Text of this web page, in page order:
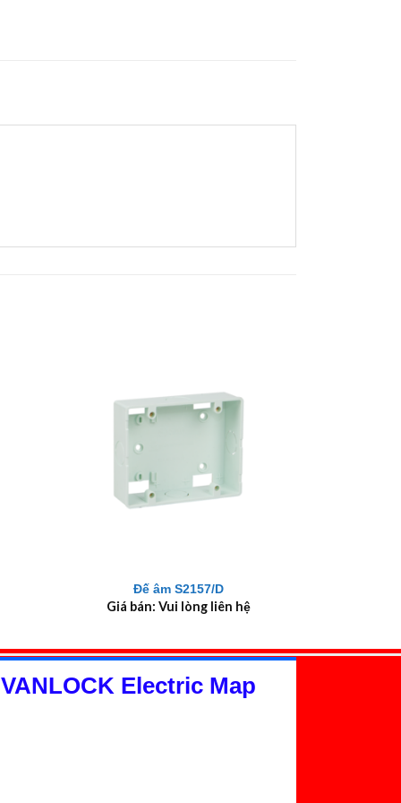
Đế âm S2157/D
Giá bán: Vui lòng liên hệ
Electric Map